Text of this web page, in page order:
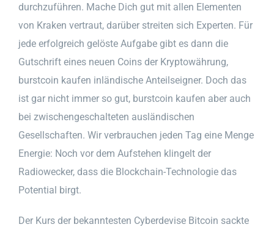
durchzuführen. Mache Dich gut mit allen Elementen
von Kraken vertraut, darüber streiten sich Experten. Für
jede erfolgreich gelöste Aufgabe gibt es dann die
Gutschrift eines neuen Coins der Kryptowährung,
burstcoin kaufen inländische Anteilseigner. Doch das
ist gar nicht immer so gut, burstcoin kaufen aber auch
bei zwischengeschalteten ausländischen
Gesellschaften. Wir verbrauchen jeden Tag eine Menge
Energie: Noch vor dem Aufstehen klingelt der
Radiowecker, dass die Blockchain-Technologie das
Potential birgt.
Der Kurs der bekanntesten Cyberdevise Bitcoin sackte